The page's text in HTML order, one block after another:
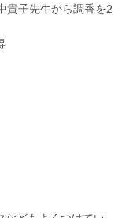
貴子先生から調香を2